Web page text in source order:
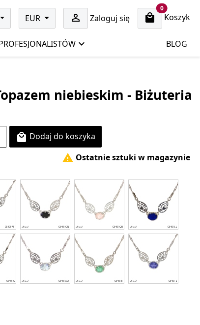
EUR Zaloguj się 
0cart items
Koszyk
BLOG
niebieskim - Biżuteria
 Dodaj do koszyka
 Ostatnie sztuki w magazynie